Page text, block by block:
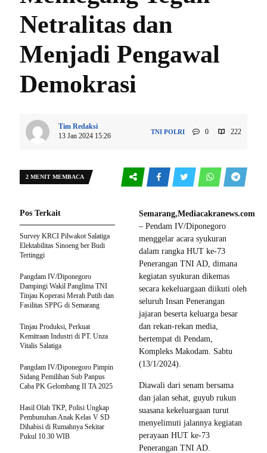
Netralitas dan
Menjadi Pengawal
Demokrasi
Tim Redaksi
13 Jan 2024 15:26
TNI POLRI 0 222
2 MENIT MEMBACA
Semarang,Mediacakranews.com
– Pendam IV/Diponegoro
menggelar acara syukuran
dalam rangka HUT ke-73
Penerangan TNI AD, dimana
kegiatan syukuran dikemas
secara kekeluargaan diikuti oleh
seluruh Insan Penerangan
jajaran beserta keluarga besar
dan rekan-rekan media,
bertempat di Pendam,
Kompleks Makodam. Sabtu
(13/1/2024).
Diawali dari senam bersama
dan jalan sehat, guyub rukun
suasana kekeluargaan turut
menyelimuti jalannya kegiatan
perayaan HUT ke-73
Penerangan TNI AD.
Pos Terkait
Survey KRCI Pilwakot Salatiga
Elektabilitas Sinoeng ber Budi
Tertinggi
Pangdam IV/Diponegoro
Dampingi Wakil Panglima TNI
Tinjau Koperasi Merah Putih dan
Fasilitas SPPG di Semarang
Tinjau Produksi, Perkuat
Kemitraan Industri di PT. Unza
Vitalis Salatiga
Pangdam IV/Diponegoro Pimpin
Sidang Pemilihan Sub Panpus
Caba PK Gelombang II TA 2025
Hasil Olah TKP, Polisi Ungkap
Pembunuhan Anak Kelas V SD
Dihabisi di Rumahnya Sekitar
Pukul 10.30 WIB